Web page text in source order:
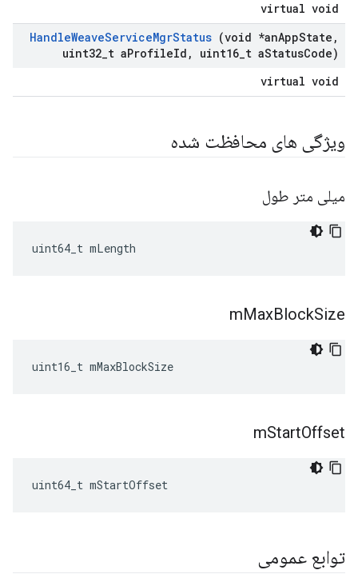
virtual void
HandleWeaveServiceMgrStatus (void *anAppState ,
uint32 t aProfileId , uint16 t aStatusCode)
virtual void
ویژگی های محافظت شده
میلی متر طول
uint64_t mLength
mMaxBlockSize
uint16_t mMaxBlockSize
mStartOffset
uint64_t mStartOffset
توابع عمومی